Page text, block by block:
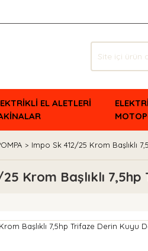
EL ALETLERİ
Impo Sk 412/25 Krom Başlıklı
Krom Başlıklı